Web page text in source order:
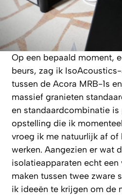
Op een bepaald moment,
beurs, zag ik
tussen de Acora MRB-1s
massief granieten
en standaardcombinatie
opstelling die ik
vroeg ik me natuurlijk af of
werken. Aangezien er wat
isolatieapparaten echt een
maken tussen twee zware
ik ideeën te krijgen om de